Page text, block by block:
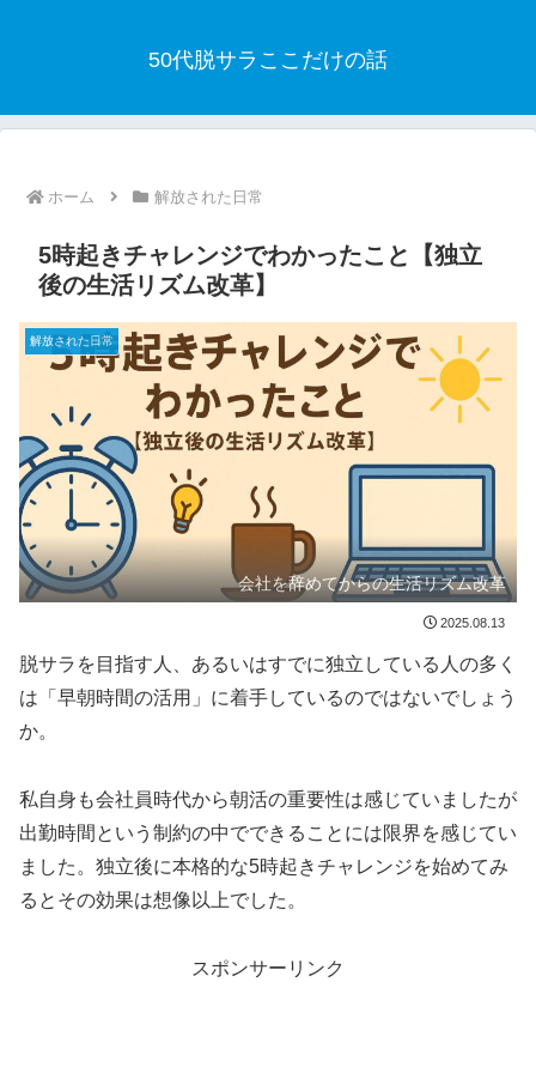
50代脱サラここだけの話
ホーム 解放された日常
5時起きチャレンジでわかったこと【独立
後の生活リズム改革】
解放された日常
会社を辞めてからの生活リズム改革
2025.08.13
脱サラを目指す人、あるいはすでに独立している人の多く
は「早朝時間の活用」に着手しているのではないでしょう
か。
私自身も会社員時代から朝活の重要性は感じていましたが
出勤時間という制約の中でできることには限界を感じてい
ました。独立後に本格的な5時起きチャレンジを始めてみ
るとその効果は想像以上でした。
スポンサーリンク